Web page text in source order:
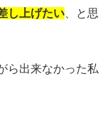
し上げたい 、と思
ら出来なかった私